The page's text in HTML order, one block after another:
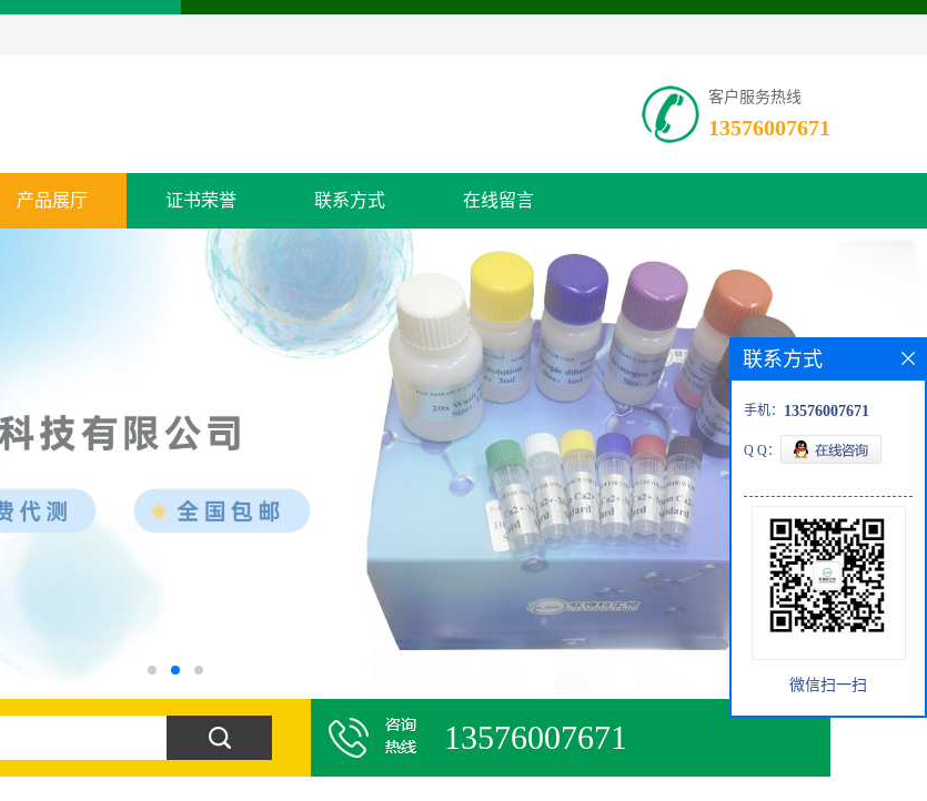
客户服务热线
13576007671
产品展厅 证书荣誉 联系方式 在线留言
13576007671
联系方式
手机： 13576007671
Q Q：
微信扫一扫